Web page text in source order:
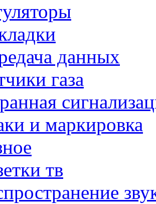
данных
газа
и маркировка
тв